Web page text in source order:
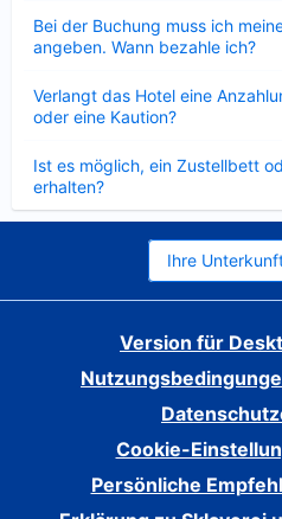
Bei der Buchung muss ich
angeben. Wann bezahle ich?
Verlangt das Hotel eine
oder eine Kaution?
Ist es möglich, ein Zustellbett
erhalten?
Ihre
Version für
Cookie-
Persönliche